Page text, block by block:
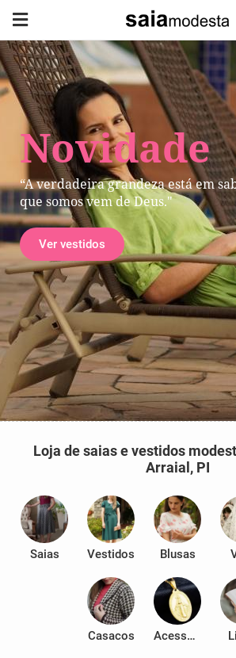
Novidade
“A verdadeira grandeza está em
que somos vem de Deus."
Ver vestidos
Loja de saias e vestidos
Arraial, PI
Saias Vestidos Blusas
Casacos Acessórios